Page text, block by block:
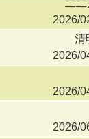
二
2026/
清
2026/
2026/
2026/